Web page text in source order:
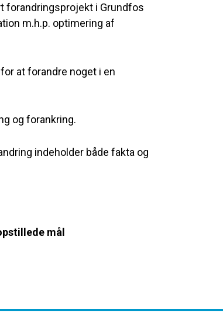
forandringsprojekt i Grundfos
m.h.p. optimering af
at forandre noget i en
og forankring.
indeholder både fakta og
mål